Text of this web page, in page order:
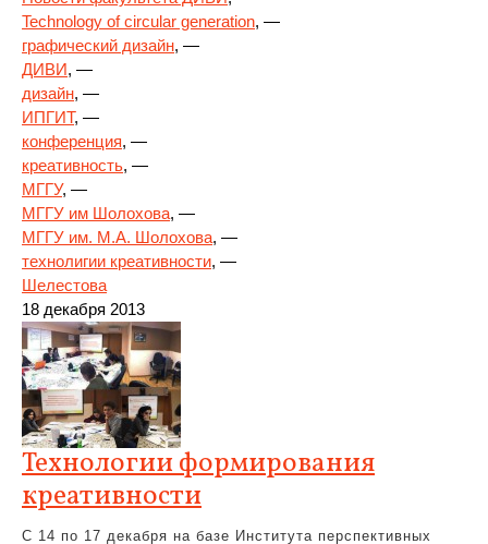
Technology of circular generation, —
графический дизайн, —
ДИВИ, —
дизайн, —
ИПГИТ, —
конференция, —
креативность, —
МГГУ, —
МГГУ им Шолохова, —
МГГУ им. М.А. Шолохова, —
технолигии креативности, —
Шелестова
18 декабря 2013
Технологии формирования
креативности
С 14 по 17 декабря на базе Института перспективных